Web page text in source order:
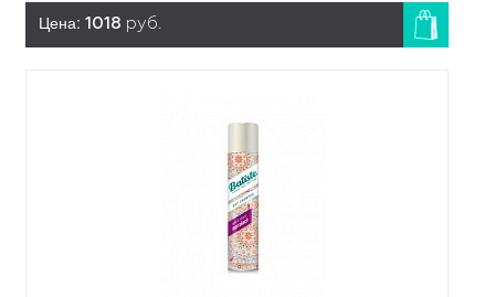
Цена: 1018 руб.